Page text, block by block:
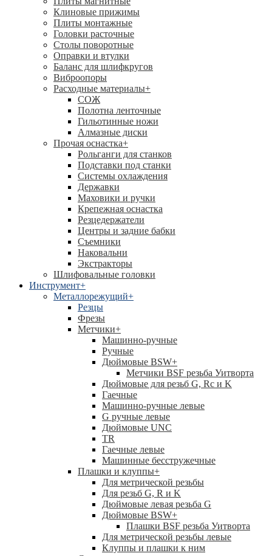
Клиновые прижимы
Плиты монтажные
Головки расточные
Столы поворотные
Оправки и втулки
Баланс для шлифкругов
Виброопоры
Расходные материалы+
СОЖ
Полотна ленточные
Гильотинные ножи
Алмазные диски
Прочая оснастка+
Рольганги для станков
Подставки под станки
Системы охлаждения
Державки
Маховики и ручки
Крепежная оснастка
Резцедержатели
Центры и задние бабки
Съемники
Наковальни
Экстракторы
Шлифовальные головки
Инструмент+
Металлорежущий+
Резцы
Фрезы
Метчики+
Машинно-ручные
Ручные
Дюймовые BSW+
Метчики BSF резьба Уитворта
Дюймовые для резьб G, Rc и K
Гаечные
Машинно-ручные левые
G ручные левые
Дюймовые UNC
TR
Гаечные левые
Машинные бесстружечные
Плашки и клуппы+
Для метрической резьбы
Для резьб G, R и K
Дюймовые левая резьба G
Дюймовые BSW+
Плашки BSF резьба Уитворта
Для метрической резьбы левые
Клуппы и плашки к ним